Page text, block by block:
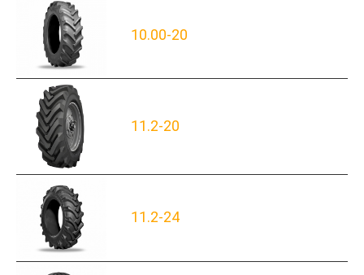
10.00-20
11.2-20
11.2-24